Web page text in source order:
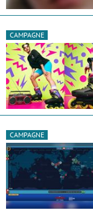
CAMPAGNE
CAMPAGNE